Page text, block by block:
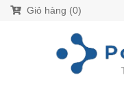
Giỏ hàng (0)